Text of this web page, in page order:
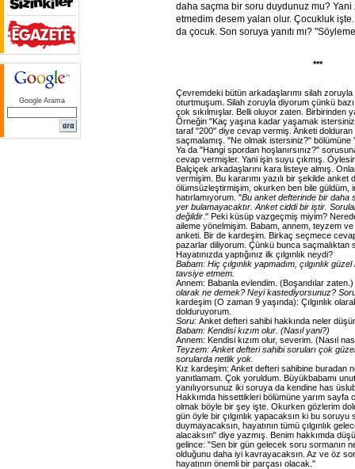
Google Arama
daha saçma bir soru duydunuz mu?
etmedim desem yalan olur. Çocukluk
da çocuk. Son soruya yanıtı mı?
***
Çevremdeki bütün arkadaşlarımı silah zoruyla
oturtmuşum. Silah zoruyla diyorum çünkü
çok sıkılmışlar. Belli oluyor zaten. Birbirinden
Örneğin "Kaç yaşına kadar yaşamak
taraf "200" diye cevap vermiş. Anketi
saçmalamış. "Ne olmak istersiniz?"
Ya da "Hangi spordan hoşlanırsınız?"
cevap vermişler. Yani işin suyu çıkmış.
Balçiçek arkadaşlarını kara listeye almış.
vermişim. Bu kararımı yazılı bir şekilde anket
ölümsüzleştirmişim, okurken ben bile güldüm,
hatırlamıyorum. "Bu anket defterinde bir daha
yer bulamayacaktır. Anket ciddi bir iştir.
değildir ." Peki küsüp vazgeçmiş miyim?
aileme yönelmişim. Babam, annem, teyzem ve
anketi. Bir de kardeşim. Birkaç seçmece
pazarlar diliyorum. Çünkü bunca
Hayatınızda yaptığınız ilk çılgınlık neydi?
Babam: Hiç çılgınlık yapmadım, çılgınlık
tavsiye etmem.
Annem: Babanla evlendim. (Boşandılar zaten.)
olarak ne demek? Neyi kastediyorsunuz?
kardeşim (O zaman 9 yaşında): Çılgınlık
dolduruyorum.
Soru: Anket defteri sahibi hakkında neler
Babam: Kendisi kızım olur. (Nasıl yani?)
Annem: Kendisi kızım olur, severim. (Nasıl
Teyzem: Anket defteri sahibi soruları çok
sorularda netlik yok.
Kız kardeşim: Anket defteri sahibine buradan
yanıtlamam. Çok yoruldum. Büyükbabamı
yanılıyorsunuz iki soruya da kendine has
Hakkımda hissettikleri bölümüne yarım sayfa
olmak böyle bir şey işte. Okurken gözlerim
gün öyle bir çılgınlık yapacaksın ki bu soruyu
duymayacaksın, hayatının tümü çılgınlık
alacaksın" diye yazmış. Benim hakkımda
gelince: "Sen bir gün gelecek soru sormanın
olduğunu daha iyi kavrayacaksın. Az ve öz
hayatının önemli bir parçası olacak."